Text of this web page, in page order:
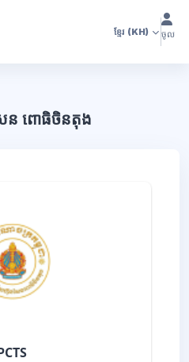
ខ្មែរ (KH) ចូល
ន ពោធិចិនតុង